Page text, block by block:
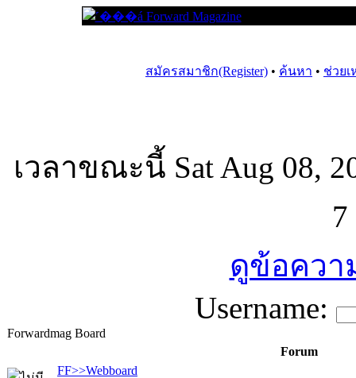
สมัครสมาชิก(Register) • ค้นหา • ช่วยเ
เวลาขณะนี้ Sat Aug 08,
ดูข้อควา
Username:
Forwardmag Board
Forum
FF>>Webboard